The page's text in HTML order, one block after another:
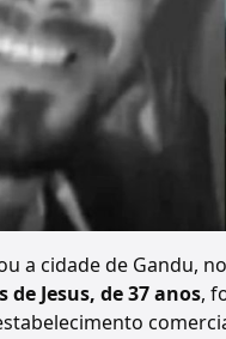
a cidade de Gandu,
de Jesus, de 37 anos,